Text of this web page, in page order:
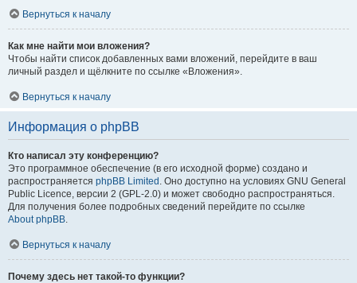
Вернуться к началу
Как мне найти мои вложения?
Чтобы найти список добавленных вами вложений, перейдите в ваш
личный раздел и щёлкните по ссылке «Вложения».
Вернуться к началу
Информация о phpBB
Кто написал эту конференцию?
Это программное обеспечение (в его исходной форме) создано и
распространяется phpBB Limited . Оно доступно на условиях GNU General
Public Licence, версии 2 (GPL-2.0) и может свободно распространяться.
Для получения более подробных сведений перейдите по ссылке
About phpBB.
Вернуться к началу
Почему здесь нет такой-то функции?